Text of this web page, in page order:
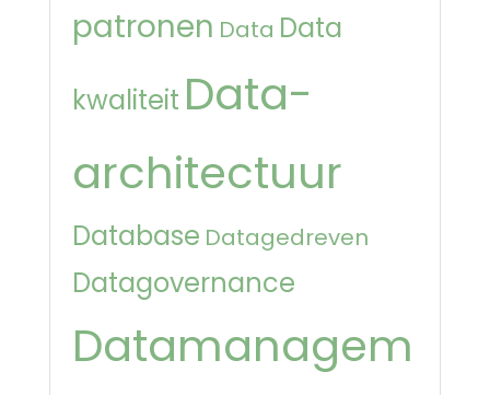
patronen Data Data
kwaliteit Data-
architectuur
Database Datagedreven
Datagovernance
Datamanagem